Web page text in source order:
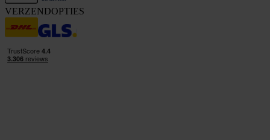
VERZENDOPTIES